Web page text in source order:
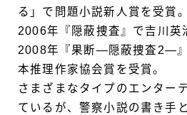
る」で問題小説新人賞を受賞。
2006年『隠蔽捜査』で吉川英
2008年『果断―隠蔽捜査2―』
本推理作家協会賞を受賞。
さまざまなタイプのエンター
ているが、警察小説の書き手